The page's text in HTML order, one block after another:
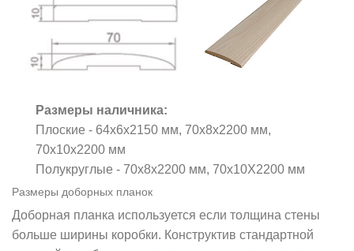
Размеры наличника:
Плоские - 64x6x2150 мм, 70x8x2200 мм,
70x10x2200 мм
Полукруглые - 70x8x2200 мм, 70x10X2200 мм
Размеры доборных планок
Доборная планка используется если толщина стены
больше ширины коробки. Конструктив стандартной